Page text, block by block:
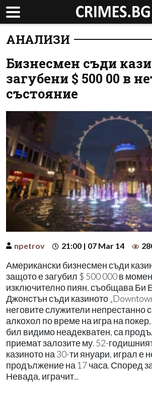
АНАЛИЗИ
Бизнесмен съди
загубени $ 500 00 в
състояние
npetrov 21:00 | 07 Mar 14
Американски бизнесмен съди
защото е загубил $ 500 000 в
изключително пиян, съобщава Би
Джонстън съди казиното
неговите служители непрестанно
алкохол по време на игра на
бил видимо неадекватен, са
приемат залозите му. 52-
казиното на 30-ти януари, играл е
продължение на 17 часа. Според
Невада, играчит...